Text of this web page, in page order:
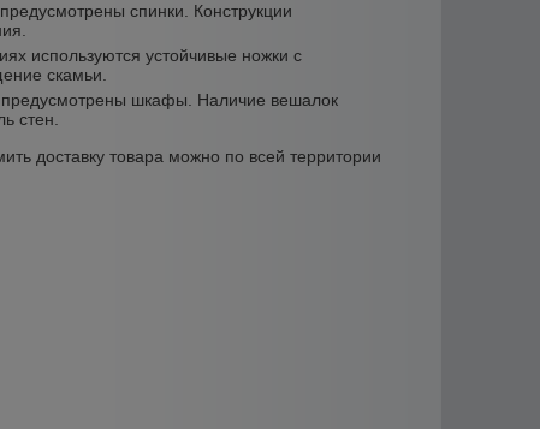
спинки. Конструкции
используются устойчивые ножки с
скамьи.
предусмотрены шкафы. Наличие вешалок
стен.
доставку товара можно по всей территории